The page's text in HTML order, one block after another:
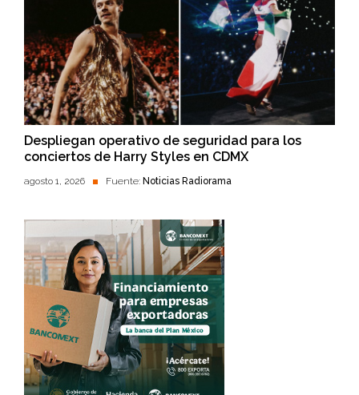
Despliegan operativo de seguridad para los
conciertos de Harry Styles en CDMX
agosto 1, 2026 Fuente: Noticias Radiorama